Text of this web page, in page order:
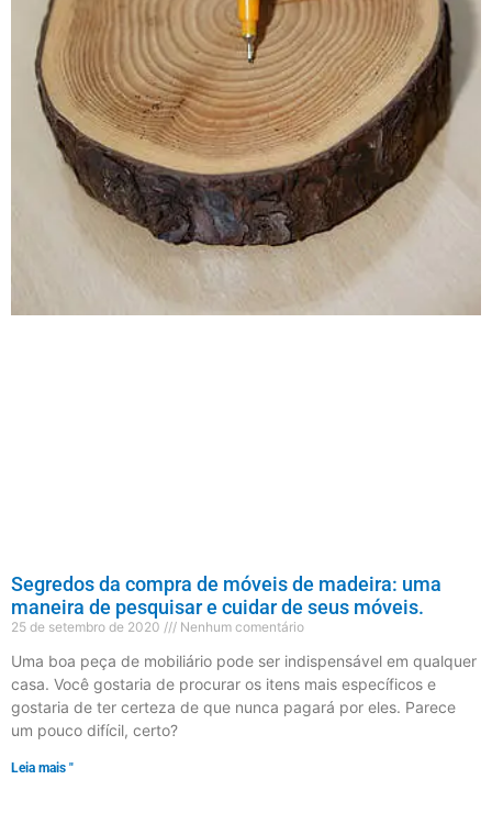
Segredos da compra de móveis de madeira: uma
maneira de pesquisar e cuidar de seus móveis.
25 de setembro de 2020 Nenhum comentário
Uma boa peça de mobiliário pode ser indispensável em qualquer
casa. Você gostaria de procurar os itens mais específicos e
gostaria de ter certeza de que nunca pagará por eles. Parece
um pouco difícil, certo?
Leia mais "